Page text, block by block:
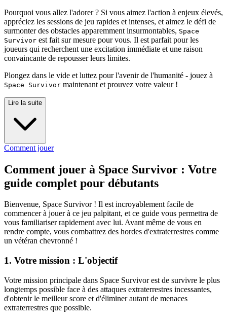
Pourquoi vous allez l'adorer ? Si vous aimez l'action à enjeux élevés,
appréciez les sessions de jeu rapides et intenses, et aimez le défi de
surmonter des obstacles apparemment insurmontables, Space
Survivor est fait sur mesure pour vous. Il est parfait pour les
joueurs qui recherchent une excitation immédiate et une raison
convaincante de repousser leurs limites.
Plongez dans le vide et luttez pour l'avenir de l'humanité - jouez à
Space Survivor maintenant et prouvez votre valeur !
Lire la suite
Comment jouer
Comment jouer à Space Survivor : Votre
guide complet pour débutants
Bienvenue, Space Survivor ! Il est incroyablement facile de
commencer à jouer à ce jeu palpitant, et ce guide vous permettra de
vous familiariser rapidement avec lui. Avant même de vous en
rendre compte, vous combattrez des hordes d'extraterrestres comme
un vétéran chevronné !
1. Votre mission : L'objectif
Votre mission principale dans Space Survivor est de survivre le plus
longtemps possible face à des attaques extraterrestres incessantes,
d'obtenir le meilleur score et d'éliminer autant de menaces
extraterrestres que possible.